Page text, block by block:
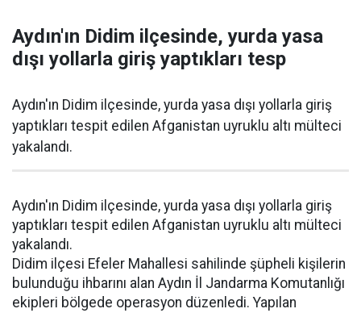
Aydın'ın Didim ilçesinde, yurda yasa
dışı yollarla giriş yaptıkları tesp
Aydın'ın Didim ilçesinde, yurda yasa dışı yollarla giriş
yaptıkları tespit edilen Afganistan uyruklu altı mülteci
yakalandı.
Aydın'ın Didim ilçesinde, yurda yasa dışı yollarla giriş
yaptıkları tespit edilen Afganistan uyruklu altı mülteci
yakalandı.
Didim ilçesi Efeler Mahallesi sahilinde şüpheli kişilerin
bulunduğu ihbarını alan Aydın İl Jandarma Komutanlığı
ekipleri bölgede operasyon düzenledi. Yapılan